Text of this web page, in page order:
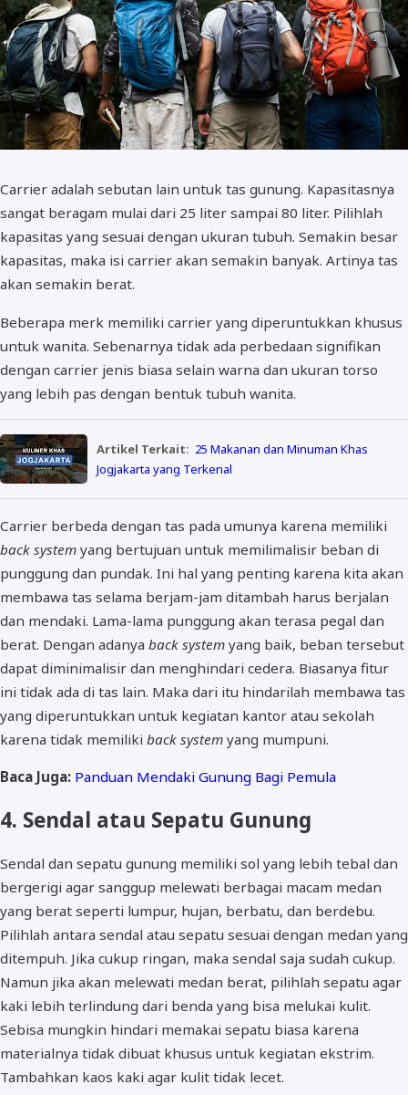
Carrier adalah sebutan lain untuk tas gunung. Kapasitasnya
sangat beragam mulai dari 25 liter sampai 80 liter. Pilihlah
kapasitas yang sesuai dengan ukuran tubuh. Semakin besar
kapasitas, maka isi carrier akan semakin banyak. Artinya tas
akan semakin berat.
Beberapa merk memiliki carrier yang diperuntukkan khusus
untuk wanita. Sebenarnya tidak ada perbedaan signifikan
dengan carrier jenis biasa selain warna dan ukuran torso
yang lebih pas dengan bentuk tubuh wanita.
Artikel Terkait: 25 Makanan dan Minuman Khas
Jogjakarta yang Terkenal
Carrier berbeda dengan tas pada umunya karena memiliki
back system yang bertujuan untuk memilimalisir beban di
punggung dan pundak. Ini hal yang penting karena kita akan
membawa tas selama berjam-jam ditambah harus berjalan
dan mendaki. Lama-lama punggung akan terasa pegal dan
berat. Dengan adanya back system yang baik, beban tersebut
dapat diminimalisir dan menghindari cedera. Biasanya fitur
ini tidak ada di tas lain. Maka dari itu hindarilah membawa tas
yang diperuntukkan untuk kegiatan kantor atau sekolah
karena tidak memiliki back system yang mumpuni.
Baca Juga: Panduan Mendaki Gunung Bagi Pemula
4. Sendal atau Sepatu Gunung
Sendal dan sepatu gunung memiliki sol yang lebih tebal dan
bergerigi agar sanggup melewati berbagai macam medan
yang berat seperti lumpur, hujan, berbatu, dan berdebu.
Pilihlah antara sendal atau sepatu sesuai dengan medan yang
ditempuh. Jika cukup ringan, maka sendal saja sudah cukup.
Namun jika akan melewati medan berat, pilihlah sepatu agar
kaki lebih terlindung dari benda yang bisa melukai kulit.
Sebisa mungkin hindari memakai sepatu biasa karena
materialnya tidak dibuat khusus untuk kegiatan ekstrim.
Tambahkan kaos kaki agar kulit tidak lecet.